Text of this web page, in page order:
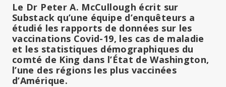
Le Dr Peter A. McCullough écrit sur
Substack qu’une équipe d’enquêteurs a
étudié les rapports de données sur les
vaccinations Covid-19, les cas de maladie
et les statistiques démographiques du
comté de King dans l’État de Washington,
l’une des régions les plus vaccinées
d’Amérique.